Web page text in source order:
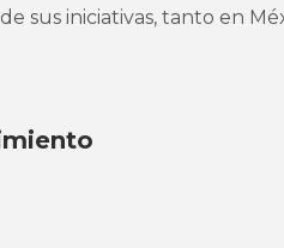
sus iniciativas, tanto en